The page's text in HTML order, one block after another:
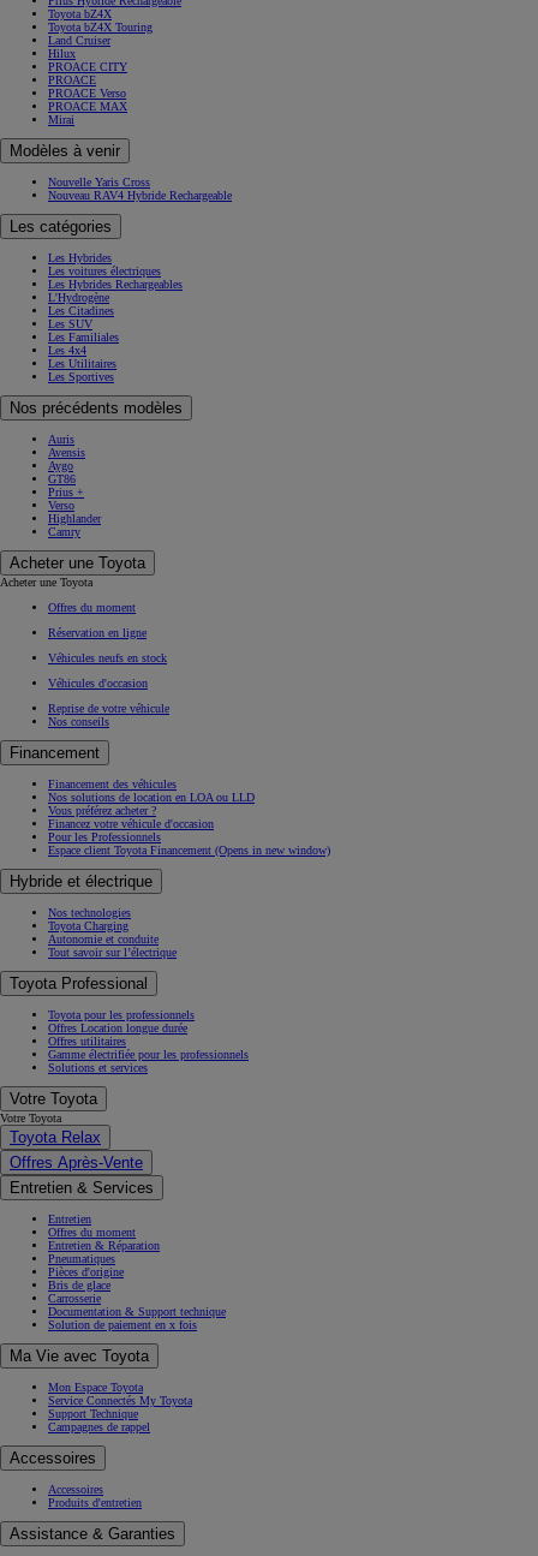
Toyota bZ4X
Toyota bZ4X Touring
Land Cruiser
Hilux
PROACE CITY
PROACE
PROACE Verso
PROACE MAX
Mirai
Modèles à venir
Nouvelle Yaris Cross
Nouveau RAV4 Hybride Rechargeable
Les catégories
Les Hybrides
Les voitures électriques
Les Hybrides Rechargeables
L'Hydrogène
Les Citadines
Les SUV
Les Familiales
Les 4x4
Les Utilitaires
Les Sportives
Nos précédents modèles
Auris
Avensis
Aygo
GT86
Prius +
Verso
Highlander
Camry
Acheter une Toyota
Acheter une Toyota
Offres du moment
Réservation en ligne
Véhicules neufs en stock
Véhicules d'occasion
Reprise de votre véhicule
Nos conseils
Financement
Financement des véhicules
Nos solutions de location en LOA ou LLD
Vous préférez acheter ?
Financez votre véhicule d'occasion
Pour les Professionnels
Espace client Toyota Financement (Opens in new window)
Hybride et électrique
Nos technologies
Toyota Charging
Autonomie et conduite
Tout savoir sur l’électrique
Toyota Professional
Toyota pour les professionnels
Offres Location longue durée
Offres utilitaires
Gamme électrifiée pour les professionnels
Solutions et services
Votre Toyota
Votre Toyota
Toyota Relax
Offres Après-Vente
Entretien & Services
Entretien
Offres du moment
Entretien & Réparation
Pneumatiques
Pièces d'origine
Bris de glace
Carrosserie
Documentation & Support technique
Solution de paiement en x fois
Ma Vie avec Toyota
Mon Espace Toyota
Service Connectés My Toyota
Support Technique
Campagnes de rappel
Accessoires
Accessoires
Produits d'entretien
Assistance & Garanties